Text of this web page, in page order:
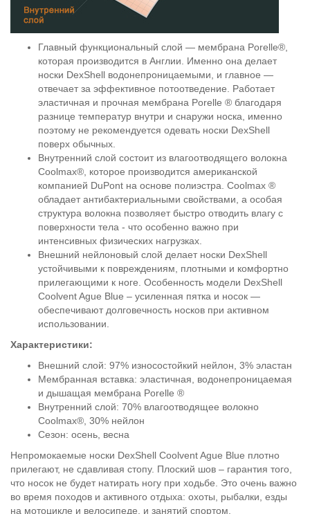
Главный функциональный слой — мембрана Porelle®,
которая производится в Англии. Именно она делает
носки DexShell водонепроницаемыми, и главное —
отвечает за эффективное потоотведение. Работает
эластичная и прочная мембрана Porelle ® благодаря
разнице температур внутри и снаружи носка, именно
поэтому не рекомендуется одевать носки DexShell
поверх обычных.
Внутренний слой состоит из влагоотводящего волокна
Coolmax®, которое производится американской
компанией DuPont на основе полиэстра. Coolmax ®
обладает антибактериальными свойствами, а особая
структура волокна позволяет быстро отводить влагу с
поверхности тела - что особенно важно при
интенсивных физических нагрузках.
Внешний нейлоновый слой делает носки DexShell
устойчивыми к повреждениям, плотными и комфортно
прилегающими к ноге. Особенность модели DexShell
Coolvent Ague Blue – усиленная пятка и носок —
обеспечивают долговечность носков при активном
использовании.
Характеристики:
Внешний слой: 97% износостойкий нейлон, 3% эластан
Мембранная вставка: эластичная, водонепроницаемая
и дышащая мембрана Porelle ®
Внутренний слой: 70% влагоотводящее волокно
Coolmax®, 30% нейлон
Сезон: осень, весна
Непромокаемые носки DexShell Coolvent Ague Blue плотно
прилегают, не сдавливая стопу. Плоский шов – гарантия того,
что носок не будет натирать ногу при ходьбе. Это очень важно
во время походов и активного отдыха: охоты, рыбалки, езды
на мотоцикле и велосипеде, и занятий спортом.